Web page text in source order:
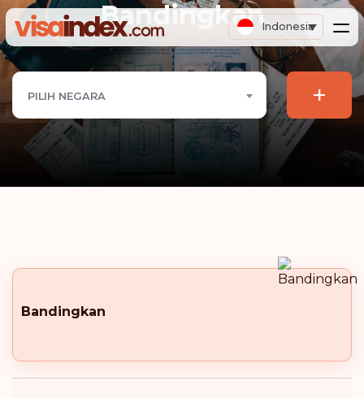
Indonesia
Bandingkan
PILIH NEGARA +
Bandingkan